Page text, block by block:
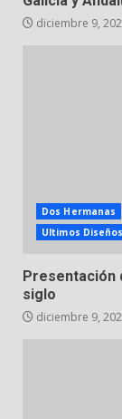
diciembre 9,
Dos Hermanas
Ultimos Diseños
Presentación
siglo
diciembre 9,